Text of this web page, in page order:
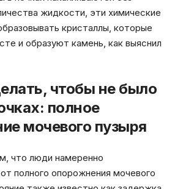
жидкости, эти химические
кристаллы, которые
и образуют камень, как выяснил
чтобы не было
полное
мочевого пузыря
что люди намеренно
полного опорожнения мочевого